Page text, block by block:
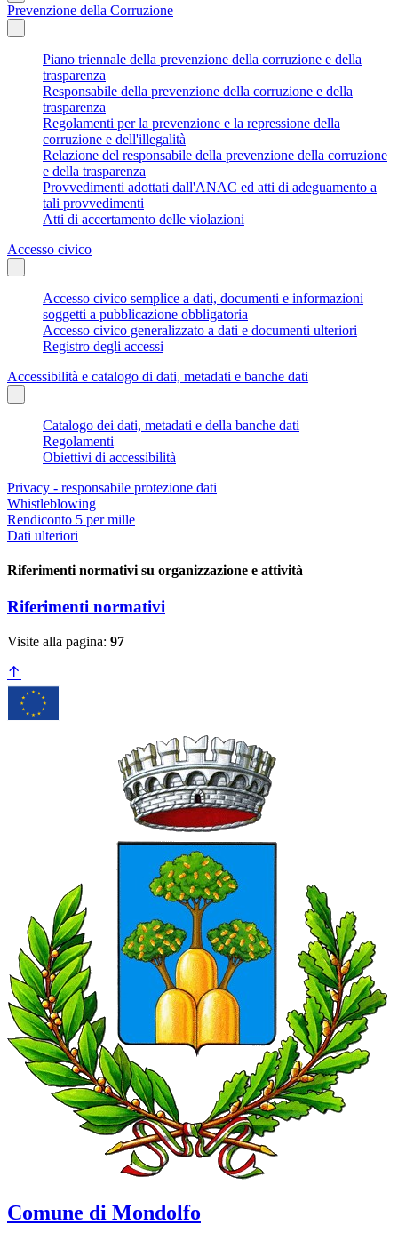
Prevenzione della Corruzione
Piano triennale della prevenzione della corruzione e della
trasparenza
Responsabile della prevenzione della corruzione e della
trasparenza
Regolamenti per la prevenzione e la repressione della
corruzione e dell'illegalità
Relazione del responsabile della prevenzione della corruzione
e della trasparenza
Provvedimenti adottati dall'ANAC ed atti di adeguamento a
tali provvedimenti
Atti di accertamento delle violazioni
Accesso civico
Accesso civico semplice a dati, documenti e informazioni
soggetti a pubblicazione obbligatoria
Accesso civico generalizzato a dati e documenti ulteriori
Registro degli accessi
Accessibilità e catalogo di dati, metadati e banche dati
Catalogo dei dati, metadati e della banche dati
Regolamenti
Obiettivi di accessibilità
Privacy - responsabile protezione dati
Whistleblowing
Rendiconto 5 per mille
Dati ulteriori
Riferimenti normativi su organizzazione e attività
Riferimenti normativi
Visite alla pagina: 97
Comune di Mondolfo